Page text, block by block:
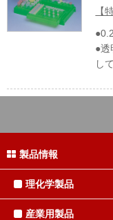
【
●透
し
製品情報
理化学製品
産業用製品